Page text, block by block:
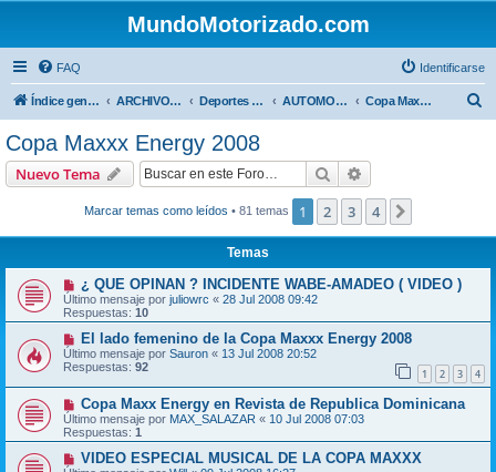
MundoMotorizado.com
FAQ Identificarse
Índice general ARCHIVO HASTA 2018 Deportes Internacionales AUTOMOVILISMO DE CENTROAMERICA Copa Maxxx Energy 2008
Copa Maxxx Energy 2008
Nuevo Tema Buscar
Marcar temas como leídos • 81 temas 1 2 3 4
Temas
¿ QUE OPINAN ? INCIDENTE WABE-AMADEO ( VIDEO )
Último mensaje por juliowrc « 28 Jul 2008 09:42
Respuestas: 10
El lado femenino de la Copa Maxxx Energy 2008
Último mensaje por Sauron « 13 Jul 2008 20:52
Respuestas: 92 1 2 3 4
Copa Maxx Energy en Revista de Republica Dominicana
Último mensaje por MAX_SALAZAR « 10 Jul 2008 07:03
Respuestas: 1
VIDEO ESPECIAL MUSICAL DE LA COPA MAXXX